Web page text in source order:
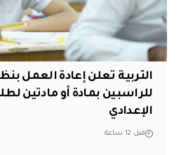
التربية تعلن إعادة العمل
للراسبين بمادة أو مادتين
الإعدادي
قبل 12 ساعة